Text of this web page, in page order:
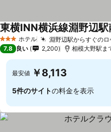
3 ホテルのランク
ホテル 淵野辺駅からすぐの
東横INN横浜線淵野辺駅
7.8 良い 2,200 相模大野駅ま
最安値 ￥8,113
5件のサイトの料金を表示